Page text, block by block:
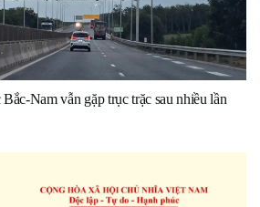
Nam vẫn gặp trục trặc sau nhiều lần